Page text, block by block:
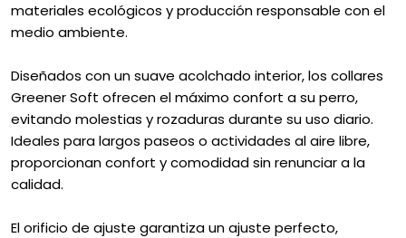
materiales ecológicos y producción responsable con el
medio ambiente.
Diseñados con un suave acolchado interior, los collares
Greener Soft ofrecen el máximo confort a su perro,
evitando molestias y rozaduras durante su uso diario.
Ideales para largos paseos o actividades al aire libre,
proporcionan confort y comodidad sin renunciar a la
calidad.
El orificio de ajuste garantiza un ajuste perfecto,